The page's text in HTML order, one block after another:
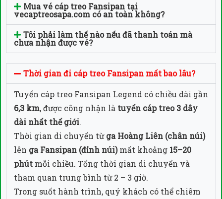
Mua vé cáp treo Fansipan tại
vecaptreosapa.com có an toàn không?
Tôi phải làm thế nào nếu đã thanh toán mà
chưa nhận được vé?
Thời gian đi cáp treo Fansipan mất bao lâu?
Tuyến cáp treo Fansipan Legend có chiều dài gần
6,3 km, được công nhận là tuyến cáp treo 3 dây
dài nhất thế giới.
Thời gian di chuyển từga Hoàng Liên (chân núi)
lên ga Fansipan (đỉnh núi)mất khoảng 15–20
phút mỗi chiều. Tổng thời gian di chuyển và
tham quan trung bình từ 2 – 3 giờ.
Trong suốt hành trình, quý khách có thể chiêm